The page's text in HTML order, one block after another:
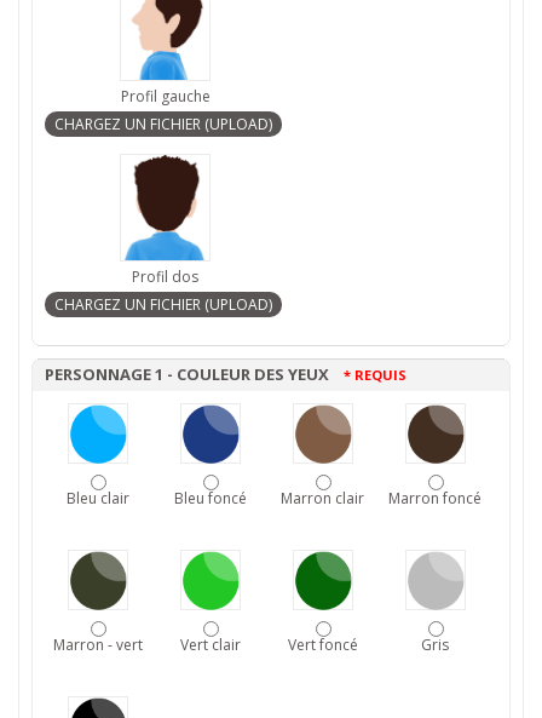
Profil gauche
Profil dos
PERSONNAGE 1 - COULEUR DES YEUX * REQUIS
Bleu clair Bleu foncé Marron clair Marron foncé
Marron - vert Vert clair Vert foncé Gris